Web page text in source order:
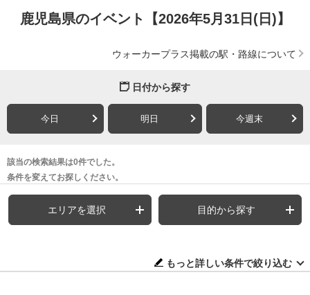
鹿児島県のイベント【2026年5月31日(日)】
ウォーカープラス掲載の駅・路線について
日付から探す
今日 明日 今週末
該当の検索結果は0件でした。
条件を変えてお探しください。
エリアを選択 目的から探す
もっと詳しい条件で絞り込む